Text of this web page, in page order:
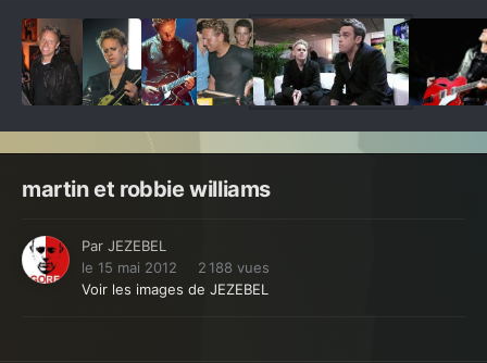
martin et robbie williams
Par JEZEBEL
le 15 mai 2012
2 188 vues
Voir les images de JEZEBEL